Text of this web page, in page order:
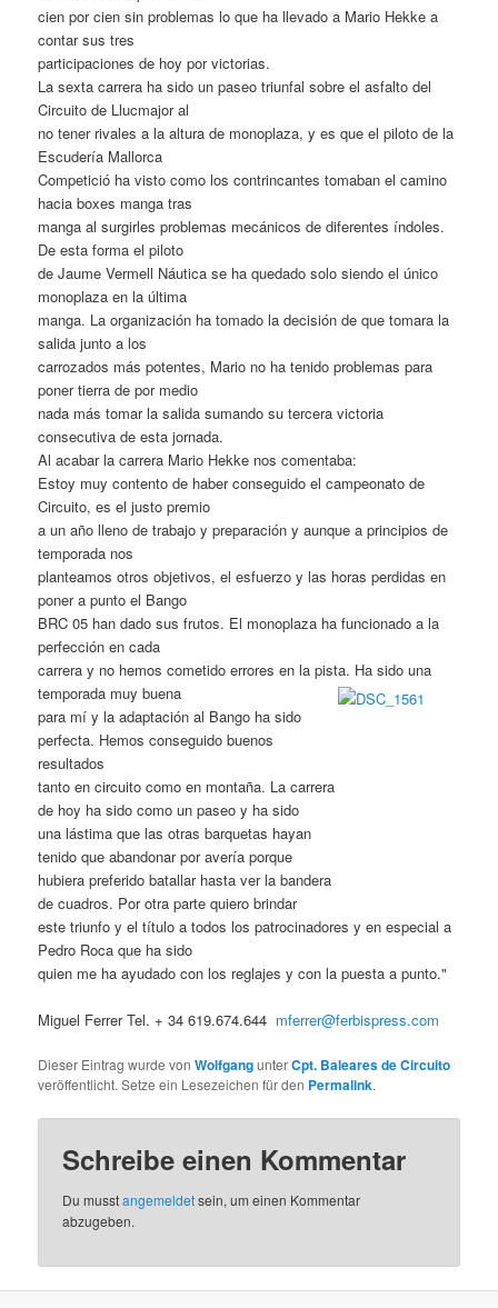
cien por cien sin problemas lo que ha llevado a Mario Hekke a
contar sus tres
participaciones de hoy por victorias.
La sexta carrera ha sido un paseo triunfal sobre el asfalto del
Circuito de Llucmajor al
no tener rivales a la altura de monoplaza, y es que el piloto de la
Escudería Mallorca
Competició ha visto como los contrincantes tomaban el camino
hacia boxes manga tras
manga al surgirles problemas mecánicos de diferentes índoles.
De esta forma el piloto
de Jaume Vermell Náutica se ha quedado solo siendo el único
monoplaza en la última
manga. La organización ha tomado la decisión de que tomara la
salida junto a los
carrozados más potentes, Mario no ha tenido problemas para
poner tierra de por medio
nada más tomar la salida sumando su tercera victoria
consecutiva de esta jornada.
Al acabar la carrera Mario Hekke nos comentaba:
Estoy muy contento de haber conseguido el campeonato de
Circuito, es el justo premio
a un año lleno de trabajo y preparación y aunque a principios de
temporada nos
planteamos otros objetivos, el esfuerzo y las horas perdidas en
poner a punto el Bango
BRC 05 han dado sus frutos. El monoplaza ha funcionado a la
perfección en cada
carrera y no hemos cometido errores en la pista. Ha sido una
temporada muy buena
para mí y la adaptación al Bango ha sido
perfecta. Hemos conseguido buenos
resultados
tanto en circuito como en montaña. La carrera
de hoy ha sido como un paseo y ha sido
una lástima que las otras barquetas hayan
tenido que abandonar por avería porque
hubiera preferido batallar hasta ver la bandera
de cuadros. Por otra parte quiero brindar
este triunfo y el título a todos los patrocinadores y en especial a
Pedro Roca que ha sido
quien me ha ayudado con los reglajes y con la puesta a punto."
Miguel Ferrer Tel. + 34 619.674.644 mferrer@ferbispress.com
Dieser Eintrag wurde vonWolfgangunterCpt. Baleares de Circuito
veröffentlicht. Setze ein Lesezeichen für den Permalink.
Schreibe einen Kommentar
Du musstangemeldetsein, um einen Kommentar
abzugeben.